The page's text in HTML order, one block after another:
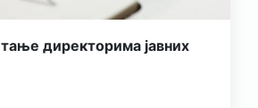
директорима јавних